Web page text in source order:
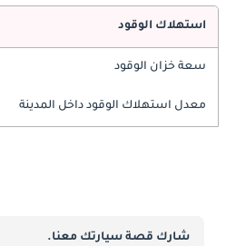
استهلاك الوقود
سعة خزان الوقود
معدل استهلاك الوقود داخل المدينة
شارك قصة سيارتك معنا.